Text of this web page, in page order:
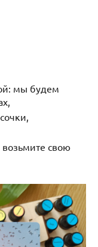
мы будем
свою